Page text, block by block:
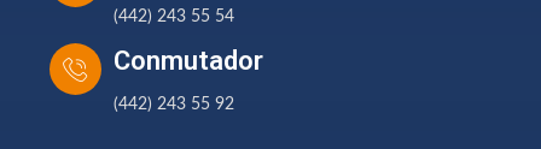
(442) 243 55 54
Conmutador
(442) 243 55 92